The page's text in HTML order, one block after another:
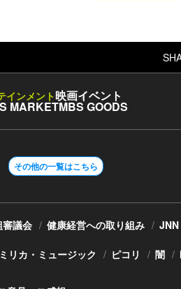
インメント映画イベント
MARKETMBS GOODS
その他の一覧はこちら
審議会 健康経営への取り組み JNN
ミリカ・ミュージック ピコリ 闇